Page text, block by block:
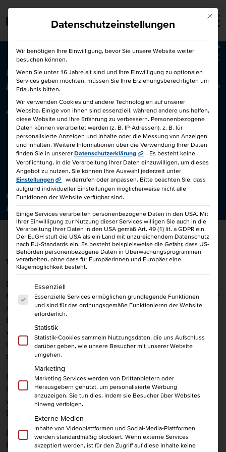
Barrierefrei
50€ für Dich und 50€ für einen
Freund!
Freunde werben Freunde
DIE HÖHERE BERUFSBILDUNG DER IHK –
BACHELOR- & MASTER PROFESSIONAL
Was ist die Höhere Berufsbildung?
Die Höhere Berufsbildung der Industrie- und
Handelskammern (IHK) ist ein anerkannter Abschluss, der Dir
nach einer dualen Ausbildung attraktive
Entwicklungsmöglichkeiten eröffnet. Er qualifiziert Dich für
verantwortungsvolle Tätigkeiten in kaufmännischen,
industriell-technischen, IT- und Medienberufen sowie in der
beruflichen Bildung.
Der Abschluss der IHK Höheren Berufsbildung ist
bundesweit anerkannt und ermöglicht Dir den Zugang zu
weiterführenden Studiengängen. Darüber hinaus kann er
Dich bei der Suche nach einem besseren Job unterstützen.
Die IHK Höhere Berufsbildung umfasst die Fachwirte,
Fachkaufleute und Industriemeister. Diese Abschlüsse
Mit
Datenschutzeinstellungen
Wir benötigen Ihre Einwilligung, bevor Sie unsere Website weiter
besuchen können.
Wenn Sie unter 16 Jahre alt sind und Ihre Einwilligung zu optionalen
Services geben möchten, müssen Sie Ihre Erziehungsberechtigten um
Erlaubnis bitten.
Wir verwenden Cookies und andere Technologien auf unserer
Website. Einige von ihnen sind essenziell, während andere uns helfen,
diese Website und Ihre Erfahrung zu verbessern. Personenbezogene
Daten können verarbeitet werden (z. B. IP-Adressen), z. B. für
personalisierte Anzeigen und Inhalte oder die Messung von Anzeigen
und Inhalten. Weitere Informationen über die Verwendung Ihrer Daten
finden Sie in unserer Datenschutzerklärung . Es besteht keine
Verpflichtung, in die Verarbeitung Ihrer Daten einzuwilligen, um dieses
Angebot zu nutzen. Sie können Ihre Auswahl jederzeit unter
Einstellungen
widerrufen oder anpassen. Bitte beachten Sie, dass
aufgrund individueller Einstellungen möglicherweise nicht alle
Funktionen der Website verfügbar sind.
Einige Services verarbeiten personenbezogene Daten in den USA. Mit
Ihrer Einwilligung zur Nutzung dieser Services willigen Sie auch in die
Verarbeitung Ihrer Daten in den USA gemäß Art. 49 (1) lit. a GDPR ein.
Der EuGH stuft die USA als ein Land mit unzureichendem Datenschutz
nach EU-Standards ein. Es besteht beispielsweise die Gefahr, dass US-
Behörden personenbezogene Daten in Überwachungsprogrammen
verarbeiten, ohne dass für Europäerinnen und Europäer eine
Klagemöglichkeit besteht.
Es folgt eine Liste der Service-Gruppen, für die eine
Essenziell
Essenzielle Services ermöglichen grundlegende Funktionen
und sind für das ordnungsgemäße Funktionieren der Website
erforderlich.
Statistik
Statistik-Cookies sammeln Nutzungsdaten, die uns Aufschluss
darüber geben, wie unsere Besucher mit unserer Website
umgehen.
Marketing
Marketing Services werden von Drittanbietern oder
Herausgebern genutzt, um personalisierte Werbung
anzuzeigen. Sie tun dies, indem sie Besucher über Websites
hinweg verfolgen.
Externe Medien
Inhalte von Videoplattformen und Social-Media-Plattformen
werden standardmäßig blockiert. Wenn externe Services
akzeptiert werden, ist für den Zugriff auf diese Inhalte keine